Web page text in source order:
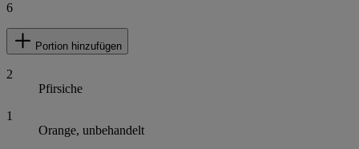
6
Portion hinzufügen
2
Pfirsiche
1
Orange, unbehandelt